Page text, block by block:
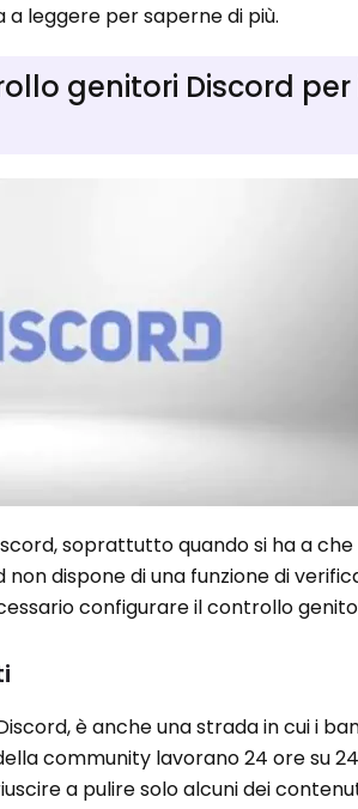
a leggere per saperne di più.
genitori Discord per
soprattutto quando si ha a
dispone di una funzione di
configurare il controllo
è anche una strada in cui i
community lavorano 24 ore su
a pulire solo alcuni dei